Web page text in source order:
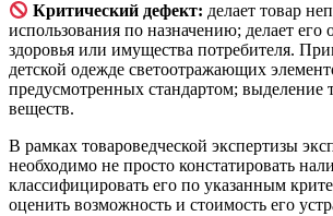
Критический дефект: делает товар
использования по назначению; делает
здоровья или имущества потребителя.
детской одежде светоотражающих
предусмотренных стандартом; выделение
веществ.
В рамках товароведческой экспертизы
необходимо не просто констатировать
классифицировать его по указанным
оценить возможность и стоимость его